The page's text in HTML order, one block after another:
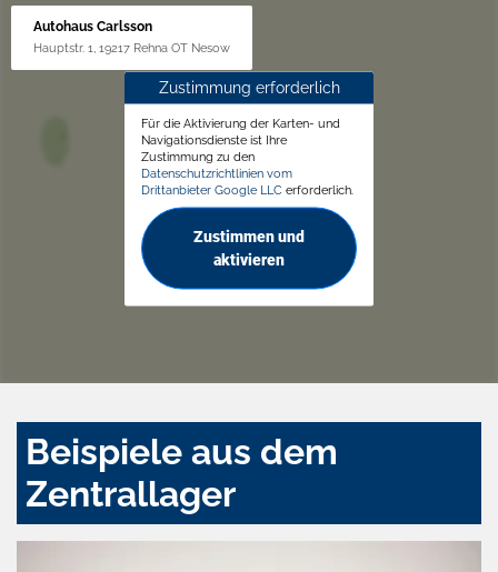
Autohaus Carlsson
Hauptstr. 1, 19217 Rehna OT Nesow
Zustimmung erforderlich
Für die Aktivierung der Karten- und
Navigationsdienste ist Ihre
Zustimmung zu den
Datenschutzrichtlinien vom
Drittanbieter Google LLC erforderlich.
Zustimmen und
aktivieren
Beispiele aus dem
Zentrallager